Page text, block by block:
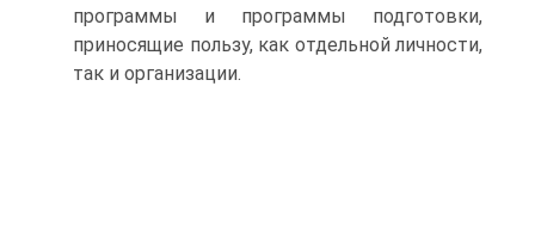
программы и программы подготовки,
приносящие пользу, как отдель­ной личности,
так и организации.